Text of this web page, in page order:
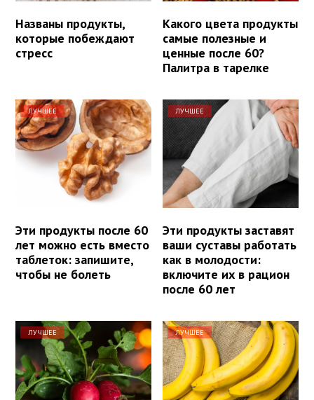
Названы продукты,
которые побеждают
стресс
Какого цвета продукты
самые полезные и
ценные после 60?
Палитра в тарелке
ЛУЧШЕЕ
Эти продукты после 60
лет можно есть вместо
таблеток: запишите,
чтобы не болеть
ЛУЧШЕЕ
Эти продукты заставят
ваши суставы работать
как в молодости:
включите их в рацион
после 60 лет
ЛУЧШЕЕ ЛУЧШЕЕ